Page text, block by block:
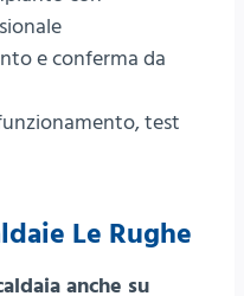
e conferma da
test
Le Rughe
anche su